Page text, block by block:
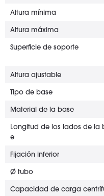
Altura mínima
Altura máxima
Superficie de soporte
Altura ajustable
Tipo de base
Material de la base
Longitud de los lados de la
e
Fijación inferior
Ø tubo
Capacidad de carga